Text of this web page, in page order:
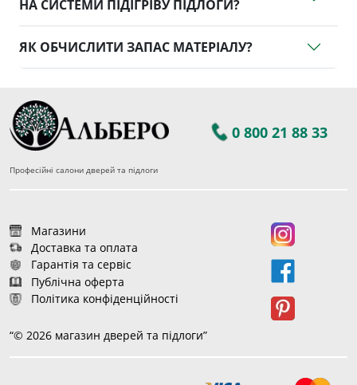
НА СИСТЕМИ ПІДІГРІВУ ПІДЛОГИ?
ЯК ОБЧИСЛИТИ ЗАПАС МАТЕРІАЛУ?
0 800 21 88 33
Професійні салони дверей та підлоги
Магазини
Доставка та оплата
Гарантія та сервіс
Публічна оферта
Політика конфіденційності
“© 2026 магазин дверей та підлоги”